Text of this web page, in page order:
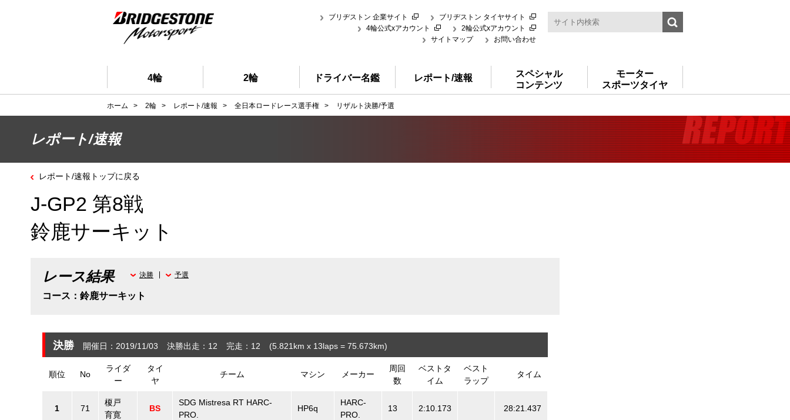
ブリヂストン 企業サイト
ブリヂストン タイヤサイト
4輪公式xアカウント
2輪公式xアカウント
サイトマップ
お問い合わせ
4輪 2輪 ドライバー名鑑 レポート/速報
スペシャル
コンテンツ
モーター
スポーツタイヤ
ホーム > 2輪 > レポート/速報 > 全日本ロードレース選手権 > リザルト決勝/予選
レポート/速報
レポート/速報トップに戻る
J-GP2 第8戦
鈴鹿サーキット
レース結果
コース：鈴鹿サーキット
決勝 予選
決勝 開催日：2019/11/03 決勝出走：12 完走：12 (5.821 km x 13laps = 75.673km)
順位 No
ライダ
ー
タイ
ヤ
チーム マシン メーカー
周回
数
ベストタ
イム
ベスト
ラップ
タイム
1 71
榎戸
育寛
BS
SDG Mistresa RT HARC-
PRO.
HP6q
HARC-
PRO.
13 2:10.173 28:21.437